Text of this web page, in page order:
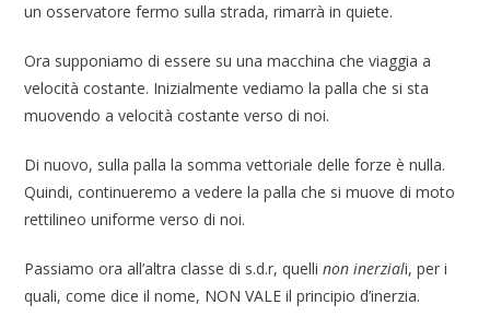
un osservatore fermo sulla strada, rimarrà in quiete.
Ora supponiamo di essere su una macchina che viaggia a
velocità costante. Inizialmente vediamo la palla che si sta
muovendo a velocità costante verso di noi.
Di nuovo, sulla palla la somma vettoriale delle forze è nulla.
Quindi, continueremo a vedere la palla che si muove di moto
rettilineo uniforme verso di noi.
Passiamo ora all’altra classe di s.d.r, quellinon inerziali, per i
quali, come dice il nome, NON VALE il principio d’inerzia.